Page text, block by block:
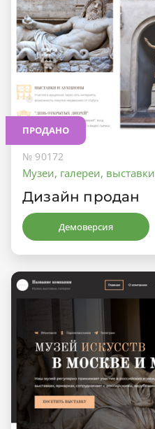
ПРОДАНО
№ 90172
Музеи, галереи, выставки
Дизайн продан
Демоверсия